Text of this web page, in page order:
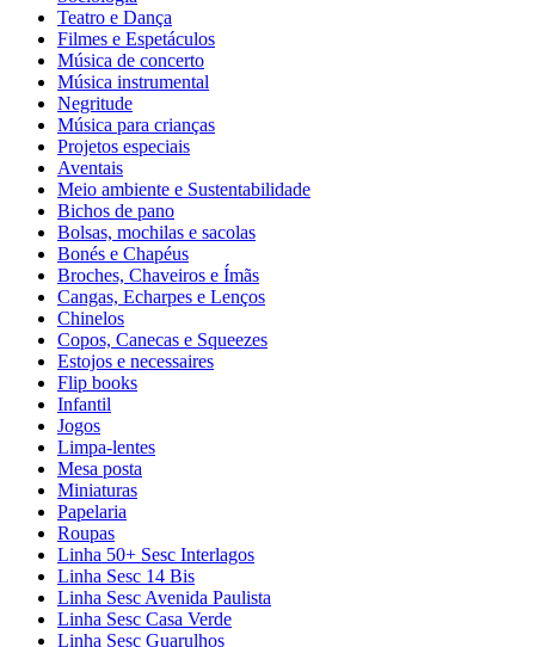
Teatro e Dança
Filmes e Espetáculos
Música de concerto
Música instrumental
Negritude
Música para crianças
Projetos especiais
Aventais
Meio ambiente e Sustentabilidade
Bichos de pano
Bolsas, mochilas e sacolas
Bonés e Chapéus
Broches, Chaveiros e Ímãs
Cangas, Echarpes e Lenços
Chinelos
Copos, Canecas e Squeezes
Estojos e necessaires
Flip books
Infantil
Jogos
Limpa-lentes
Mesa posta
Miniaturas
Papelaria
Roupas
Linha 50+ Sesc Interlagos
Linha Sesc 14 Bis
Linha Sesc Avenida Paulista
Linha Sesc Casa Verde
Linha Sesc Guarulhos